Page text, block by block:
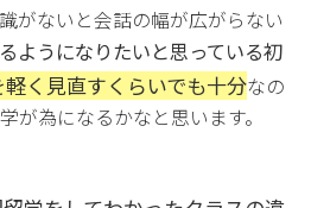
がないと会話の幅が広がらない
ようになりたいと思っている初
く見直すくらいでも十分なの
が為になるかなと思います。